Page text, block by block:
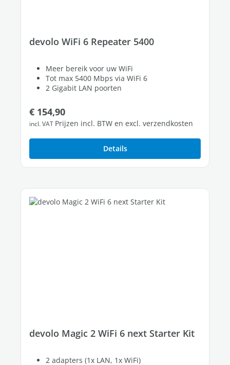
devolo WiFi 6 Repeater 5400
Meer bereik voor uw WiFi
Tot max 5400 Mbps via WiFi 6
2 Gigabit LAN poorten
Normale prijs:
€ 154,90
incl. VAT Prijzen incl. BTW en excl. verzendkosten
Details
devolo Magic 2 WiFi 6 next Starter Kit
2 adapters (1x LAN, 1x WiFi)